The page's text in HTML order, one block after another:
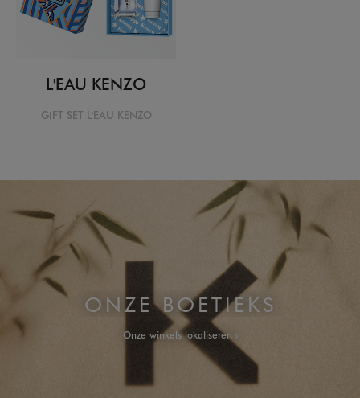
L'EAU KENZO
GIFT SET L'EAU KENZO
ONZE BOETIEKS
Onze winkels lokaliseren